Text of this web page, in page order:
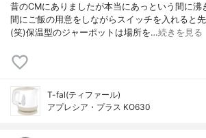
昔のCMにありましたが本当にあっという間に沸
間にご飯の用意をしながらスイッチを入れると
(笑)保温型のジャーポットは場所を…続きを見る
T-fal(ティファール)
アプレシア・プラス KO630